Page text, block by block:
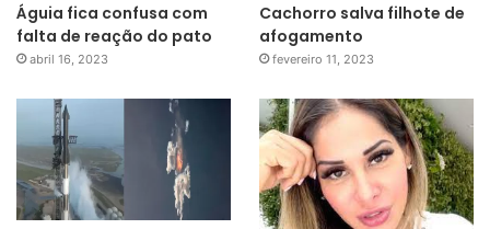
Águia fica confusa com
falta de reação do pato
abril 16, 2023
Cachorro salva filhote de
afogamento
fevereiro 11, 2023